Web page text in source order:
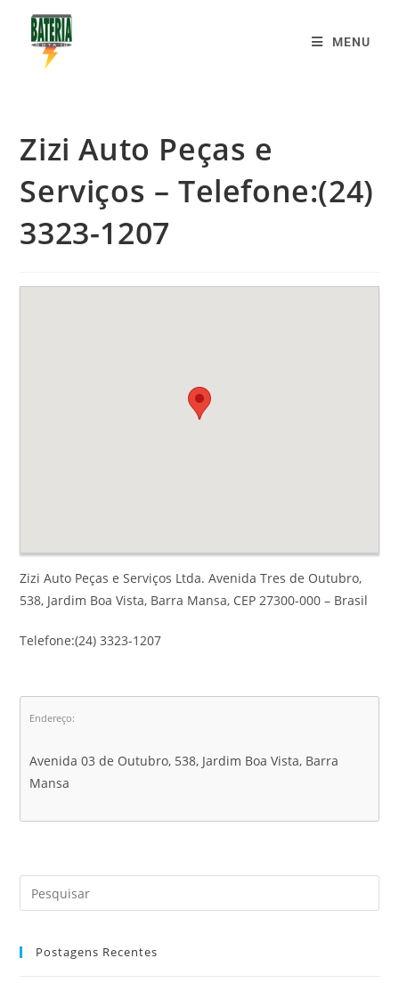
MENU
Zizi Auto Peças e
Serviços – Telefone:(24)
3323-1207
Zizi Auto Peças e Serviços Ltda. Avenida Tres de Outubro,
538, Jardim Boa Vista, Barra Mansa, CEP 27300-000 – Brasil
Telefone:(24) 3323-1207
Endereço:
Avenida 03 de Outubro, 538, Jardim Boa Vista, Barra
Mansa
Postagens Recentes